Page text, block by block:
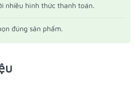
nhiều hình thức thanh toán.
đúng sản phẩm.